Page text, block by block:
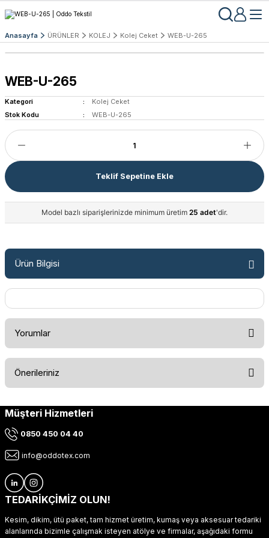
Anasayfa ÜRÜNLER KOLEJ Kolej Ceket WEB-U-265
WEB-U-265
Kategori
Kolej Ceket
Stok Kodu
WEB-U-265
Teklif Sepetine Ekle
Model bazlı siparişlerinizde minimum üretim 25 adet'dir.
Ürün Bilgisi
Yorumlar
Önerileriniz
Bu ürünün fiyat bilgisi, resim, ürün açıklamalarında ve diğer
kullanarak tarafımıza iletebilirsiniz.
Ürün resmi kalitesiz, bozuk veya görüntülenemiyor.
Ürün açıklamasında eksik bilgiler bulunuyor.
Ürün fiyatı diğer sitelerden daha pahalı.
Müşteri Hizmetleri
0850 450 04 40
info@oddotex.com
TEDARİKÇİMİZ OLUN!
Kesim, dikim, ütü paket, tam hizmet üretim, kumaş veya aksesuar tedariki
alanlarında bizimle çalışmak isteyen atölye ve firmalar, aşağıdaki formu